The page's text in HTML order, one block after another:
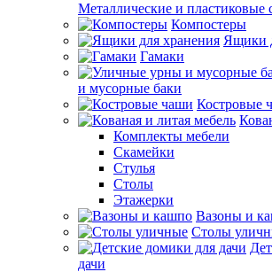
Металлические и пластиковые
Компостеры
Ящики
Гамаки
и мусорные баки
Костровые
Комплекты мебели
Скамейки
Стулья
Столы
Этажерки
Вазоны и
Столы
дачи